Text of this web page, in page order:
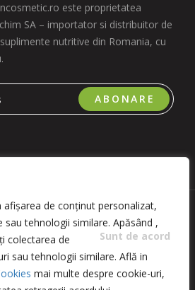
afișarea de conținut personalizat,
tehnologii similare. Apăsând
Sunt de acord
,
colectarea de
sau tehnologii similare. Află in
mai multe despre cookie-uri,
este proprietatea
SA – importator si distribuitor de
nutritive din Romania, cu
ABONARE
SA. Realizat de Simplio
Software